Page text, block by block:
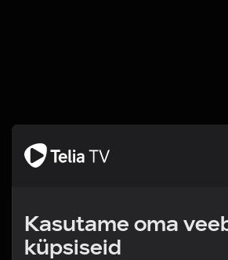
Kasutame oma
küpsiseid